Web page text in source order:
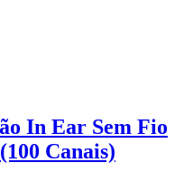
In Ear Sem Fio
Canais)